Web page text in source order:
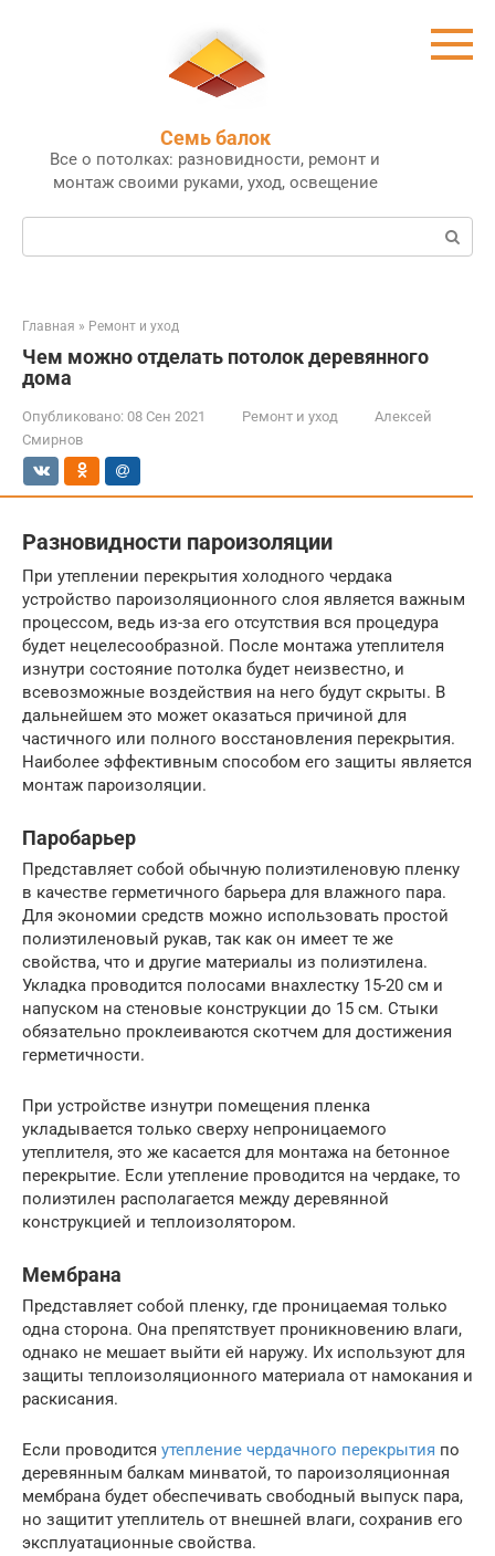
Семь балок
Все о потолках: разновидности, ремонт и
монтаж своими руками, уход, освещение
Поиск:
Главная » Ремонт и уход
Чем можно отделать потолок деревянного
дома
Опубликовано: 08 Сен 2021 Ремонт и уход
Алексей
Смирнов
Разновидности пароизоляции
При утеплении перекрытия холодного чердака
устройство пароизоляционного слоя является важным
процессом, ведь из-за его отсутствия вся процедура
будет нецелесообразной. После монтажа утеплителя
изнутри состояние потолка будет неизвестно, и
всевозможные воздействия на него будут скрыты. В
дальнейшем это может оказаться причиной для
частичного или полного восстановления перекрытия.
Наиболее эффективным способом его защиты является
монтаж пароизоляции.
Паробарьер
Представляет собой обычную полиэтиленовую пленку
в качестве герметичного барьера для влажного пара.
Для экономии средств можно использовать простой
полиэтиленовый рукав, так как он имеет те же
свойства, что и другие материалы из полиэтилена.
Укладка проводится полосами внахлестку 15-20 см и
напуском на стеновые конструкции до 15 см. Стыки
обязательно проклеиваются скотчем для достижения
герметичности.
При устройстве изнутри помещения пленка
укладывается только сверху непроницаемого
утеплителя, это же касается для монтажа на бетонное
перекрытие. Если утепление проводится на чердаке, то
полиэтилен располагается между деревянной
конструкцией и теплоизолятором.
Мембрана
Представляет собой пленку, где проницаемая только
одна сторона. Она препятствует проникновению влаги,
однако не мешает выйти ей наружу. Их используют для
защиты теплоизоляционного материала от намокания и
раскисания.
Если проводится утепление чердачного перекрытия по
деревянным балкам минватой, то пароизоляционная
мембрана будет обеспечивать свободный выпуск пара,
но защитит утеплитель от внешней влаги, сохранив его
эксплуатационные свойства.